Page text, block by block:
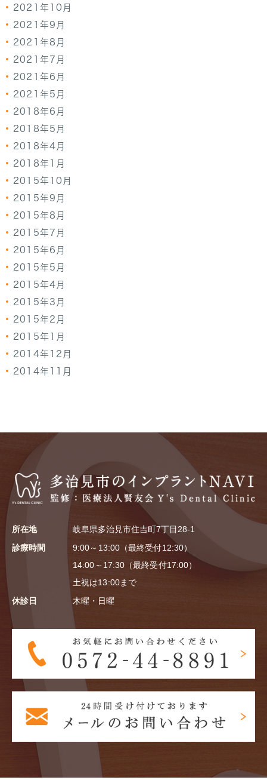
2021年10月
2021年9月
2021年8月
2021年7月
2021年6月
2021年5月
2018年6月
2018年5月
2018年4月
2018年1月
2015年10月
2015年9月
2015年8月
2015年7月
2015年6月
2015年5月
2015年4月
2015年3月
2015年2月
2015年1月
2014年12月
2014年11月
所在地
岐阜県多治見市住吉町7丁目28-1
診療時間
9:00～13:00（最終受付12:30）
14:00～17:30（最終受付17:00）
土祝は13:00まで
休診日
木曜・日曜